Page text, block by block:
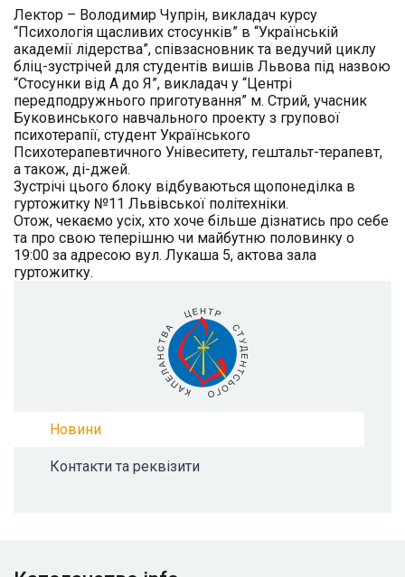
Лектор – Володимир Чупрін, викладач курсу
“Психологія щасливих стосунків” в “Українській
академії лідерства”, співзасновник та ведучий циклу
бліц-зустрічей для студентів вишів Львова під назвою
“Стосунки від А до Я”, викладач у “Центрі
передподружнього приготування” м. Стрий, учасник
Буковинського навчального проекту з групової
психотерапії, студент Українського
Психотерапевтичного Унівеситету, гештальт-терапевт,
а також, ді-джей.
Зустрічі цього блоку відбуваються щопонеділка в
гуртожитку №11 Львівської політехніки.
Отож, чекаємо усіх, хто хоче більше дізнатись про себе
та про свою теперішню чи майбутню половинку о
19:00 за адресою вул. Лукаша 5, актова зала
гуртожитку.
Новини
Контакти та реквізити